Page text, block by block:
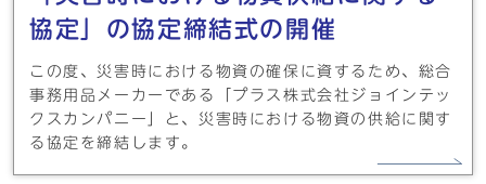
協定」の協定締結式の開催
この度、災害時における物資の確保に資するため、総合
事務用品メーカーである「プラス株式会社ジョインテッ
クスカンパニー」と、災害時における物資の供給に関す
る協定を締結します。